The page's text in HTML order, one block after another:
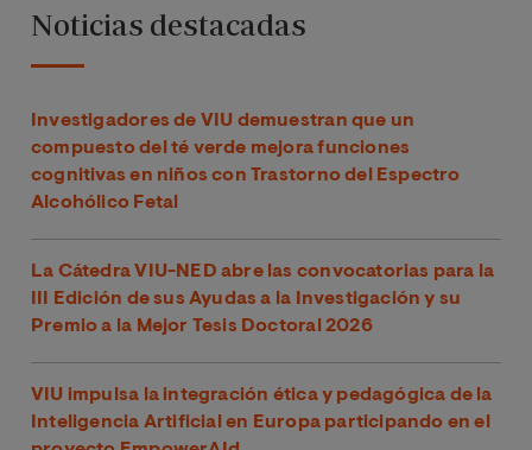
Noticias destacadas
Investigadores de VIU demuestran que un
compuesto del té verde mejora funciones
cognitivas en niños con Trastorno del Espectro
Alcohólico Fetal
La Cátedra VIU-NED abre las convocatorias para la
III Edición de sus Ayudas a la Investigación y su
Premio a la Mejor Tesis Doctoral 2026
VIU impulsa la integración ética y pedagógica de la
Inteligencia Artificial en Europa participando en el